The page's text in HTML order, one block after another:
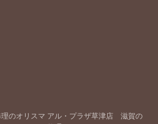
理のオリスマ アル・プラザ草津店 滋賀の